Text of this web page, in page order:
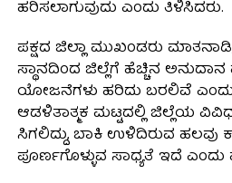
ಹರಿಸಲಾಗುವುದು ಎಂದು ತಿಳಿಸಿದರು.
ಪಕ್ಷದ ಜಿಲ್ಲಾ ಮುಖಂಡರು
ಸ್ಥಾನದಿಂದ ಜಿಲ್ಲೆಗೆ ಹೆಚ್ಚಿನ ಅನುದಾನ
ಯೋಜನೆಗಳು ಹರಿದು ಬರಲಿವೆ ಎಂದು
ಆಡಳಿತಾತ್ಮಕ ಮಟ್ಟದಲ್ಲಿ ಜಿಲ್ಲೆಯ
ಸಿಗಲಿದ್ದು, ಬಾಕಿ ಉಳಿದಿರುವ ಹಲವು
ಪೂರ್ಣಗೊಳ್ಳುವ ಸಾಧ್ಯತೆ ಇದೆ ಎಂದು